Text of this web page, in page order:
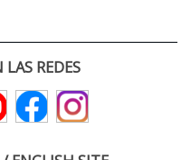
LAS REDES